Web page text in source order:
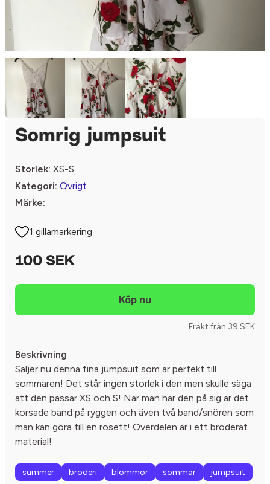
Somrig jumpsuit
Storlek: XS-S
Kategori: Övrigt
Märke:
1 gillamarkering
100 SEK
Frakt från 39 SEK
Beskrivning
Säljer nu denna fina jumpsuit som är perfekt till
sommaren! Det står ingen storlek i den men skulle säga
att den passar XS och S! När man har den på sig är det
korsade band på ryggen och även två band/snören som
man kan göra till en rosett! Överdelen är i ett broderat
material!
summer broderi blommor sommar jumpsuit